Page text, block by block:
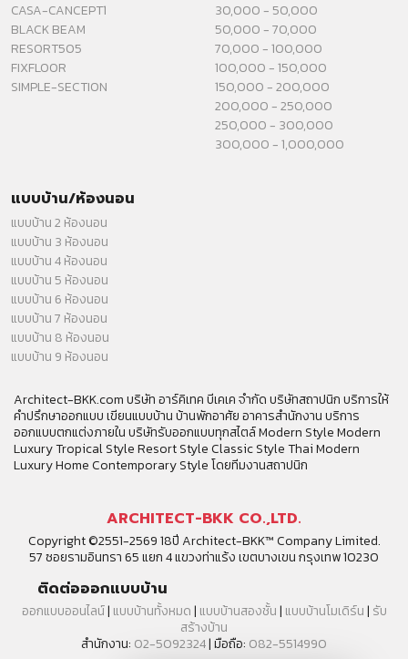
CASA-CANCEPT1
BLACK BEAM
RESORT505
FIXFLOOR
SIMPLE-SECTION
30,000 - 50,000
50,000 - 70,000
70,000 - 100,000
100,000 - 150,000
150,000 - 200,000
200,000 - 250,000
250,000 - 300,000
300,000 - 1,000,000
แบบบ้าน/ห้องนอน
แบบบ้าน 2 ห้องนอน
แบบบ้าน 3 ห้องนอน
แบบบ้าน 4 ห้องนอน
แบบบ้าน 5 ห้องนอน
แบบบ้าน 6 ห้องนอน
แบบบ้าน 7 ห้องนอน
แบบบ้าน 8 ห้องนอน
แบบบ้าน 9 ห้องนอน
Architect-BKK.com บริษัท อาร์คิเทค บีเคเค จำกัด บริษัทสถาปนิก บริการให้
คำปรึกษาออกแบบ เขียนแบบบ้าน บ้านพักอาศัย อาคารสำนักงาน บริการ
ออกแบบตกแต่งภายใน บริษัทรับออกแบบทุกสไตล์ Modern Style Modern
Luxury Tropical Style Resort Style Classic Style Thai Modern
Luxury Home Contemporary Style โดยทีมงานสถาปนิก
ARCHITECT-BKK CO.,LTD.
Copyright ©2551-2569 18ปี Architect-BKK™ Company Limited.
57 ซอยรามอินทรา 65 แยก 4 แขวงท่าแร้ง เขตบางเขน กรุงเทพ 10230
ติดต่อออกแบบบ้าน
ออกแบบออนไลน์| แบบบ้านทั้งหมด| แบบบ้านสองชั้น| แบบบ้านโมเดิร์น| รับ
สร้างบ้าน
สำนักงาน: 02-5092324| มือถือ: 082-5514990